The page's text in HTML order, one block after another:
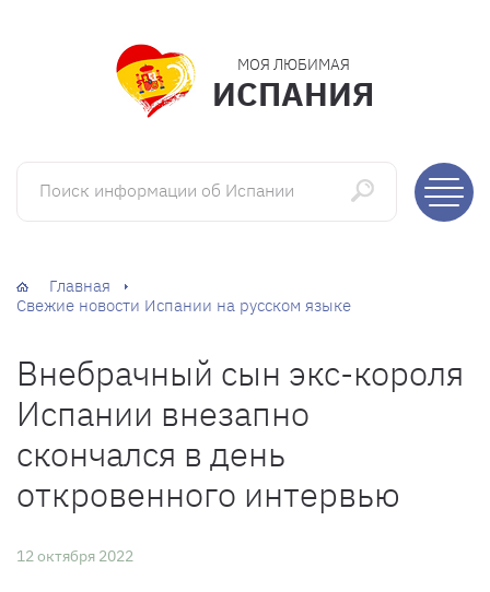
МОЯ ЛЮБИМАЯ
ИСПАНИЯ
Поиск информации об Испании
Главная
Свежие новости Испании на русском языке
Внебрачный сын экс-короля
Испании внезапно
скончался в день
откровенного интервью
12 октября 2022